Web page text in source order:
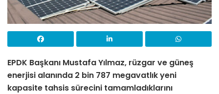
EPDK Başkanı Mustafa Yılmaz, rüzgar ve güneş
enerjisi alanında 2 bin 787 megavatlık yeni
kapasite tahsis sürecini tamamladıklarını